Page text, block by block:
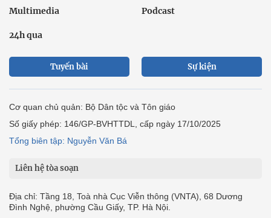
Multimedia Podcast
24h qua
Tuyến bài Sự kiện
Cơ quan chủ quản: Bộ Dân tộc và Tôn giáo
Số giấy phép: 146/GP-BVHTTDL, cấp ngày 17/10/2025
Tổng biên tập: Nguyễn Văn Bá
Liên hệ tòa soạn
Địa chỉ: Tầng 18, Toà nhà Cục Viễn thông (VNTA), 68 Dương
Đình Nghệ, phường Cầu Giấy, TP. Hà Nội.